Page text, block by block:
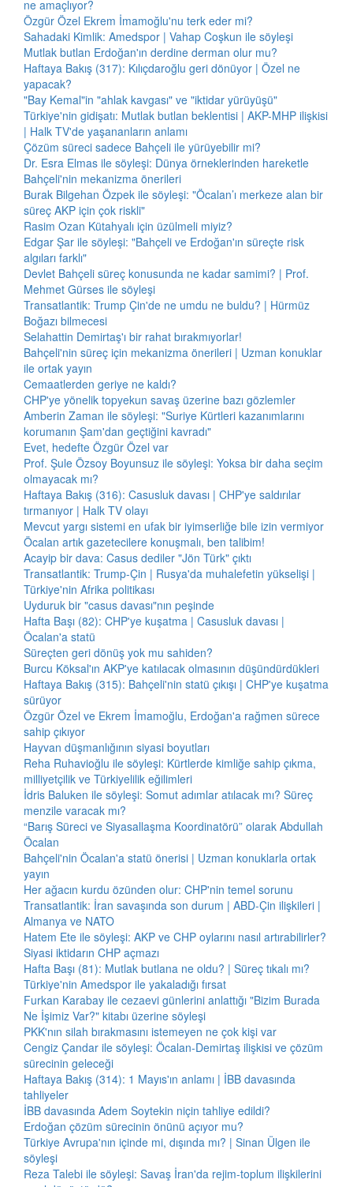
ne amaçlıyor?
Özgür Özel Ekrem İmamoğlu'nu terk eder mi?
Sahadaki Kimlik: Amedspor | Vahap Coşkun ile söyleşi
Mutlak butlan Erdoğan'ın derdine derman olur mu?
Haftaya Bakış (317): Kılıçdaroğlu geri dönüyor | Özel ne
yapacak?
"Bay Kemal"in "ahlak kavgası" ve "iktidar yürüyüşü"
Türkiye'nin gidişatı: Mutlak butlan beklentisi | AKP-MHP ilişkisi
| Halk TV'de yaşananların anlamı
Çözüm süreci sadece Bahçeli ile yürüyebilir mi?
Dr. Esra Elmas ile söyleşi: Dünya örneklerinden hareketle
Bahçeli'nin mekanizma önerileri
Burak Bilgehan Özpek ile söyleşi: "Öcalan’ı merkeze alan bir
süreç AKP için çok riskli"
Rasim Ozan Kütahyalı için üzülmeli miyiz?
Edgar Şar ile söyleşi: "Bahçeli ve Erdoğan'ın süreçte risk
algıları farklı"
Devlet Bahçeli süreç konusunda ne kadar samimi? | Prof.
Mehmet Gürses ile söyleşi
Transatlantik: Trump Çin'de ne umdu ne buldu? | Hürmüz
Boğazı bilmecesi
Selahattin Demirtaş'ı bir rahat bırakmıyorlar!
Bahçeli'nin süreç için mekanizma önerileri | Uzman konuklar
ile ortak yayın
Cemaatlerden geriye ne kaldı?
CHP'ye yönelik topyekun savaş üzerine bazı gözlemler
Amberin Zaman ile söyleşi: "Suriye Kürtleri kazanımlarını
korumanın Şam'dan geçtiğini kavradı"
Evet, hedefte Özgür Özel var
Prof. Şule Özsoy Boyunsuz ile söyleşi: Yoksa bir daha seçim
olmayacak mı?
Haftaya Bakış (316): Casusluk davası | CHP'ye saldırılar
tırmanıyor | Halk TV olayı
Mevcut yargı sistemi en ufak bir iyimserliğe bile izin vermiyor
Öcalan artık gazetecilere konuşmalı, ben talibim!
Acayip bir dava: Casus dediler "Jön Türk" çıktı
Transatlantik: Trump-Çin | Rusya'da muhalefetin yükselişi |
Türkiye'nin Afrika politikası
Uyduruk bir "casus davası"nın peşinde
Hafta Başı (82): CHP'ye kuşatma | Casusluk davası |
Öcalan'a statü
Süreçten geri dönüş yok mu sahiden?
Burcu Köksal'ın AKP'ye katılacak olmasının düşündürdükleri
Haftaya Bakış (315): Bahçeli'nin statü çıkışı | CHP'ye kuşatma
sürüyor
Özgür Özel ve Ekrem İmamoğlu, Erdoğan'a rağmen sürece
sahip çıkıyor
Hayvan düşmanlığının siyasi boyutları
Reha Ruhavioğlu ile söyleşi: Kürtlerde kimliğe sahip çıkma,
milliyetçilik ve Türkiyelilik eğilimleri
İdris Baluken ile söyleşi: Somut adımlar atılacak mı? Süreç
menzile varacak mı?
“Barış Süreci ve Siyasallaşma Koordinatörü” olarak Abdullah
Öcalan
Bahçeli'nin Öcalan'a statü önerisi | Uzman konuklarla ortak
yayın
Her ağacın kurdu özünden olur: CHP'nin temel sorunu
Transatlantik: İran savaşında son durum | ABD-Çin ilişkileri |
Almanya ve NATO
Hatem Ete ile söyleşi: AKP ve CHP oylarını nasıl artırabilirler?
Siyasi iktidarın CHP açmazı
Hafta Başı (81): Mutlak butlana ne oldu? | Süreç tıkalı mı?
Türkiye'nin Amedspor ile yakaladığı fırsat
Furkan Karabay ile cezaevi günlerini anlattığı "Bizim Burada
Ne İşimiz Var?" kitabı üzerine söyleşi
PKK'nın silah bırakmasını istemeyen ne çok kişi var
Cengiz Çandar ile söyleşi: Öcalan-Demirtaş ilişkisi ve çözüm
sürecinin geleceği
Haftaya Bakış (314): 1 Mayıs'ın anlamı | İBB davasında
tahliyeler
İBB davasında Adem Soytekin niçin tahliye edildi?
Erdoğan çözüm sürecinin önünü açıyor mu?
Türkiye Avrupa'nın içinde mi, dışında mı? | Sinan Ülgen ile
söyleşi
Reza Talebi ile söyleşi: Savaş İran'da rejim-toplum ilişkilerini